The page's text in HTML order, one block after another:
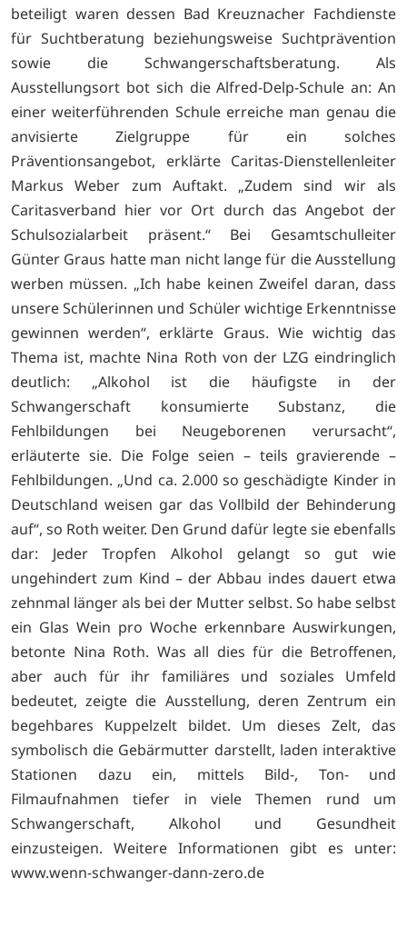
beteiligt waren dessen Bad Kreuznacher Fachdienste
für Suchtberatung beziehungsweise Suchtprävention
sowie die Schwangerschaftsberatung. Als
Ausstellungsort bot sich die Alfred-Delp-Schule an: An
einer weiterführenden Schule erreiche man genau die
anvisierte Zielgruppe für ein solches
Präventionsangebot, erklärte Caritas-Dienstellenleiter
Markus Weber zum Auftakt. „Zudem sind wir als
Caritasverband hier vor Ort durch das Angebot der
Schulsozialarbeit präsent.“ Bei Gesamtschulleiter
Günter Graus hatte man nicht lange für die Ausstellung
werben müssen. „Ich habe keinen Zweifel daran, dass
unsere Schülerinnen und Schüler wichtige Erkenntnisse
gewinnen werden“, erklärte Graus. Wie wichtig das
Thema ist, machte Nina Roth von der LZG eindringlich
deutlich: „Alkohol ist die häufigste in der
Schwangerschaft konsumierte Substanz, die
Fehlbildungen bei Neugeborenen verursacht“,
erläuterte sie. Die Folge seien – teils gravierende –
Fehlbildungen. „Und ca. 2.000 so geschädigte Kinder in
Deutschland weisen gar das Vollbild der Behinderung
auf“, so Roth weiter. Den Grund dafür legte sie ebenfalls
dar: Jeder Tropfen Alkohol gelangt so gut wie
ungehindert zum Kind – der Abbau indes dauert etwa
zehnmal länger als bei der Mutter selbst. So habe selbst
ein Glas Wein pro Woche erkennbare Auswirkungen,
betonte Nina Roth. Was all dies für die Betroffenen,
aber auch für ihr familiäres und soziales Umfeld
bedeutet, zeigte die Ausstellung, deren Zentrum ein
begehbares Kuppelzelt bildet. Um dieses Zelt, das
symbolisch die Gebärmutter darstellt, laden interaktive
Stationen dazu ein, mittels Bild-, Ton- und
Filmaufnahmen tiefer in viele Themen rund um
Schwangerschaft, Alkohol und Gesundheit
einzusteigen. Weitere Informationen gibt es unter:
www.wenn-schwanger-dann-zero.de